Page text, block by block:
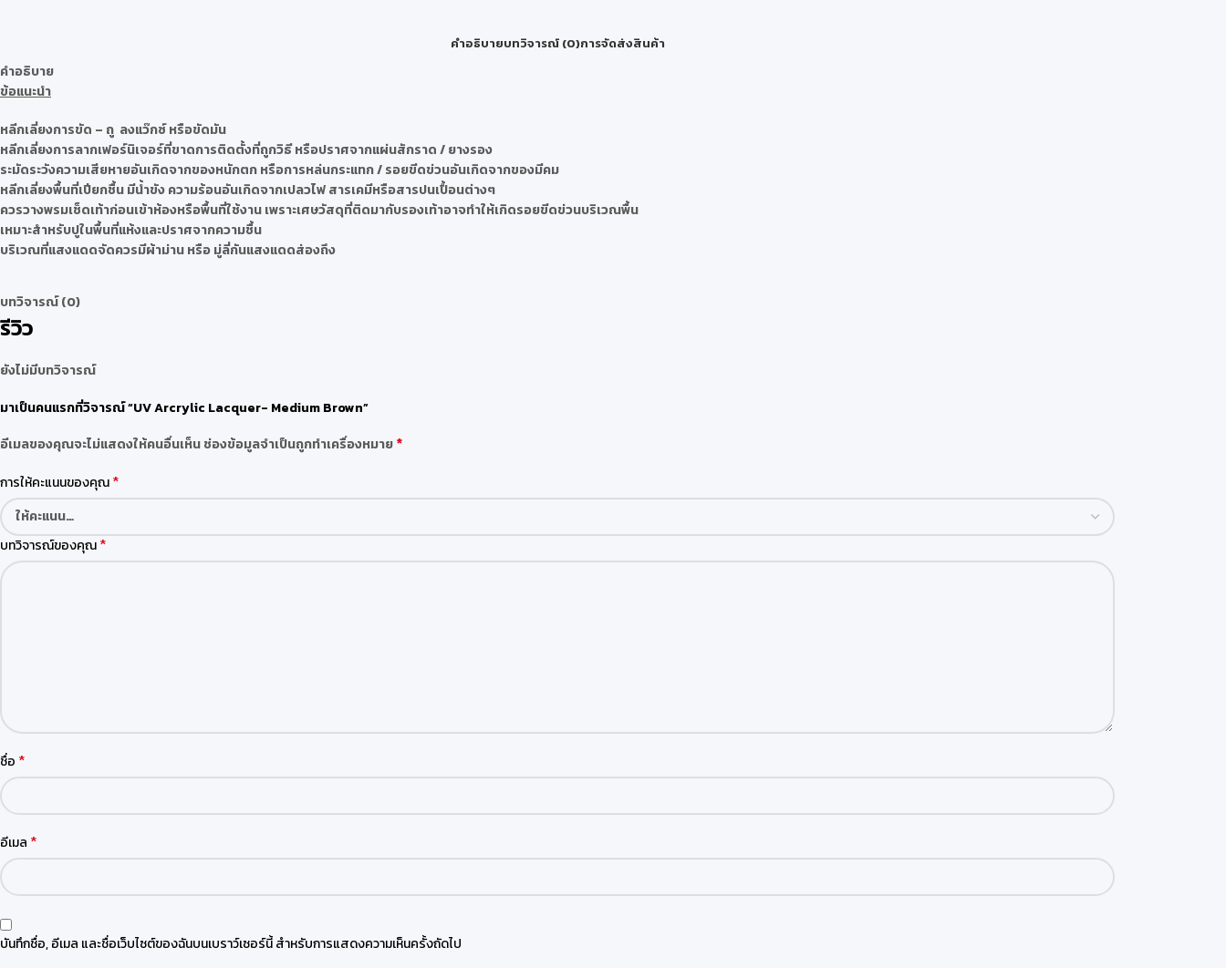
คำอธิบายบทวิจารณ์ (0)การจัดส่งสินค้า
คำอธิบาย
ข้อแนะนำ
หลีกเลี่ยงการขัด – ถู ลงแว๊กซ์ หรือขัดมัน
หลีกเลี่ยงการลากเฟอร์นิเจอร์ที่ขาดการติดตั้งที่ถูกวิธี หรือปราศจากแผ่นสักราด / ยางรอง
ระมัดระวังความเสียหายอันเกิดจากของหนักตก หรือการหล่นกระแทก / รอยขีดข่วนอันเกิดจากของมีคม
หลีกเลี่ยงพื้นที่เปียกชื้น มีน้ำขัง ความร้อนอันเกิดจากเปลวไฟ สารเคมีหรือสารปนเปื้อนต่างๆ
ควรวางพรมเช็ดเท้าก่อนเข้าห้องหรือพื้นที่ใช้งาน เพราะเศษวัสดุที่ติดมากับรองเท้าอาจทำให้เกิดรอยขีดข่วนบริเวณพื้น
เหมาะสำหรับปูในพื้นที่แห้งและปราศจากความชื้น
บริเวณที่แสงแดดจัดควรมีผ้าม่าน หรือ มู่ลี่กันแสงแดดส่องถึง
บทวิจารณ์ (0)
รีวิว
ยังไม่มีบทวิจารณ์
มาเป็นคนแรกที่วิจารณ์ “UV Arcrylic Lacquer- Medium Brown”
อีเมลของคุณจะไม่แสดงให้คนอื่นเห็นช่องข้อมูลจำเป็นถูกทำเครื่องหมาย*
การให้คะแนนของคุณ*
บทวิจารณ์ของคุณ*
ชื่อ *
อีเมล *
บันทึกชื่อ, อีเมล และชื่อเว็บไซต์ของฉันบนเบราว์เซอร์นี้ สำหรับการแสดงความเห็นครั้งถัดไป